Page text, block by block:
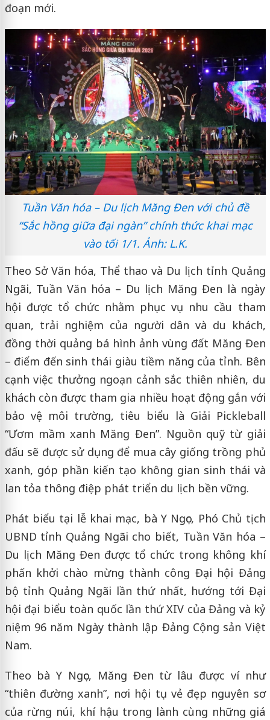
đoạn mới.
Tuần Văn hóa – Du lịch Măng Đen với chủ đề
“Sắc hồng giữa đại ngàn” chính thức khai mạc
vào tối 1/1. Ảnh: L.K.
Theo Sở Văn hóa, Thể thao và Du lịch tỉnh Quảng
Ngãi, Tuần Văn hóa – Du lịch Măng Đen là ngày
hội được tổ chức nhằm phục vụ nhu cầu tham
quan, trải nghiệm của người dân và du khách,
đồng thời quảng bá hình ảnh vùng đất Măng Đen
– điểm đến sinh thái giàu tiềm năng của tỉnh. Bên
cạnh việc thưởng ngoạn cảnh sắc thiên nhiên, du
khách còn được tham gia nhiều hoạt động gắn với
bảo vệ môi trường, tiêu biểu là Giải Pickleball
“Ươm mầm xanh Măng Đen”. Nguồn quỹ từ giải
đấu sẽ được sử dụng để mua cây giống trồng phủ
xanh, góp phần kiến tạo không gian sinh thái và
lan tỏa thông điệp phát triển du lịch bền vững.
Phát biểu tại lễ khai mạc, bà Y Ngọc, Phó Chủ tịch
UBND tỉnh Quảng Ngãi cho biết, Tuần Văn hóa –
Du lịch Măng Đen được tổ chức trong không khí
phấn khởi chào mừng thành công Đại hội Đảng
bộ tỉnh Quảng Ngãi lần thứ nhất, hướng tới Đại
hội đại biểu toàn quốc lần thứ XIV của Đảng và kỷ
niệm 96 năm Ngày thành lập Đảng Cộng sản Việt
Nam.
Theo bà Y Ngọc, Măng Đen từ lâu được ví như
“thiên đường xanh”, nơi hội tụ vẻ đẹp nguyên sơ
của rừng núi, khí hậu trong lành cùng những giá